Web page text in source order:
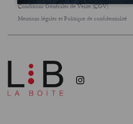
Conditions Générales de Vente (CGV)
Mentions légales et Politique de confidentialité